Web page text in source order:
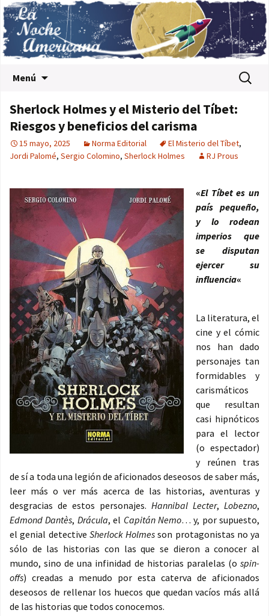
Menú Buscar:
Sherlock Holmes y el Misterio del Tíbet:
Riesgos y beneficios del carisma
15 mayo, 2025 Norma Editorial El Misterio del Tíbet,
Jordi Palomé, Sergio Colomino, Sherlock Holmes RJ Prous
«El Tíbet es un
país pequeño,
y lo rodean
imperios que
se disputan
ejercer su
influencia«
La literatura, el
cine y el cómic
nos han dado
personajes tan
formidables y
carismáticos
que resultan
casi hipnóticos
para el lector
(o espectador)
y reúnen tras
de sí a toda una legión de aficionados deseosos de saber más,
leer más o ver más acerca de las historias, aventuras y
desgracias de estos personajes. Hannibal Lecter, Lobezno,
Edmond Dantès, Drácula, el Capitán Nemo… y, por supuesto,
el genial detective Sherlock Holmes son protagonistas no ya
sólo de las historias con las que se dieron a conocer al
mundo, sino de una infinidad de historias paralelas (o spin-
offs) creadas a menudo por esta caterva de aficionados
deseosos de rellenar los huecos que quedan vacíos más allá
de las historias que todos conocemos.